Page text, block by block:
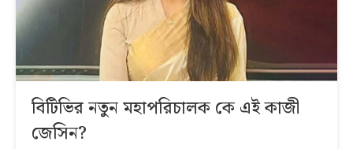
বিটিভির নতুন মহাপরিচালক কে এই কাজী
জেসিন?